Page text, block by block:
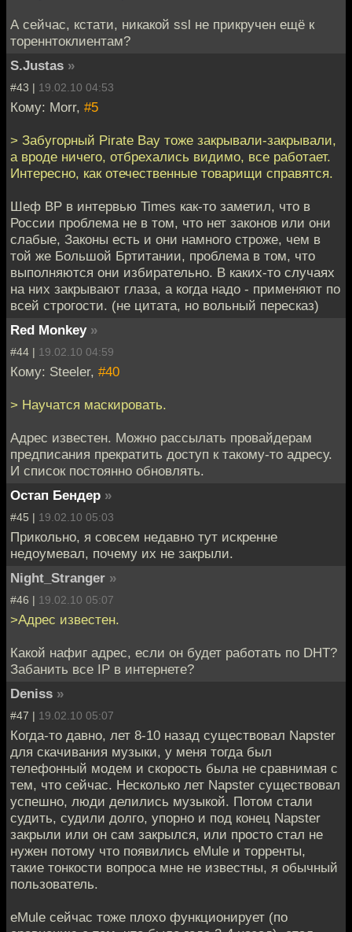
А сейчас, кстати, никакой ssl не прикручен ещё к
тореннтоклиентам?
S.Justas »
#43 | 19.02.10 04:53
Кому: Morr, #5
> Забугорный Pirate Bay тоже закрывали-закрывали,
а вроде ничего, отбрехались видимо, все работает.
Интересно, как отечественные товарищи справятся.
Шеф BP в интервью Times как-то заметил, что в
России проблема не в том, что нет законов или они
слабые, Законы есть и они намного строже, чем в
той же Большой Бртитании, проблема в том, что
выполняются они избирательно. В каких-то случаях
на них закрывают глаза, а когда надо - применяют по
всей строгости. (не цитата, но вольный пересказ)
Red Monkey »
#44 | 19.02.10 04:59
Кому: Steeler, #40
> Научатся маскировать.
Адрес известен. Можно рассылать провайдерам
предписания прекратить доступ к такому-то адресу.
И список постоянно обновлять.
Остап Бендер »
#45 | 19.02.10 05:03
Прикольно, я совсем недавно тут искренне
недоумевал, почему их не закрыли.
Night_Stranger »
#46 | 19.02.10 05:07
>Адрес известен.
Какой нафиг адрес, если он будет работать по DHT?
Забанить все IP в интернете?
Deniss »
#47 | 19.02.10 05:07
Когда-то давно, лет 8-10 назад существовал Napster
для скачивания музыки, у меня тогда был
телефонный модем и скорость была не сравнимая с
тем, что сейчас. Несколько лет Napster существовал
успешно, люди делились музыкой. Потом стали
судить, судили долго, упорно и под конец Napster
закрыли или он сам закрылся, или просто стал не
нужен потому что появились eMule и торренты,
такие тонкости вопроса мне не известны, я обычный
пользователь.
eMule сейчас тоже плохо функционирует (по